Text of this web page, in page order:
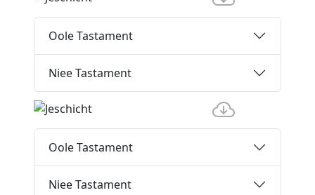
Oole Tastament
Niee Tastament
Oole Tastament
Niee Tastament